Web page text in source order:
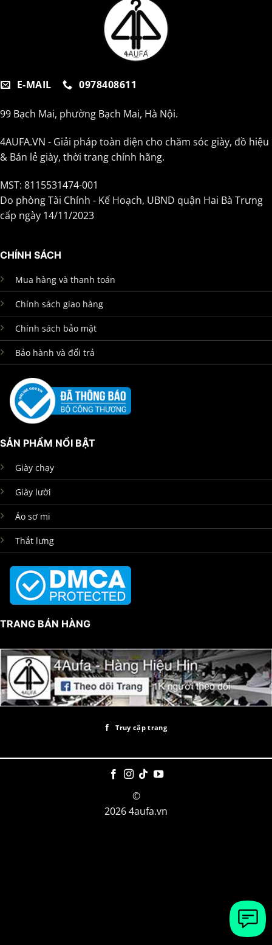
E-MAIL 0978408611
99 Bạch Mai, phường Bạch Mai, Hà Nội.
4AUFA.VN - Giải pháp toàn diện cho chăm sóc giày, đồ hiệu
& Bán lẻ giày, thời trang chính hãng.
MST: 8115531474-001
Do phòng Tài Chính - Kế Hoạch, UBND quận Hai Bà Trưng
cấp ngày 14/11/2023
CHÍNH SÁCH
Mua hàng và thanh toán
Chính sách giao hàng
Chính sách bảo mật
Bảo hành và đổi trả
SẢN PHẨM NỔI BẬT
Giày chạy
Giày lười
Áo sơ mi
Thắt lưng
TRANG BÁN HÀNG
Truy cập trang
©
2026 4aufa.vn